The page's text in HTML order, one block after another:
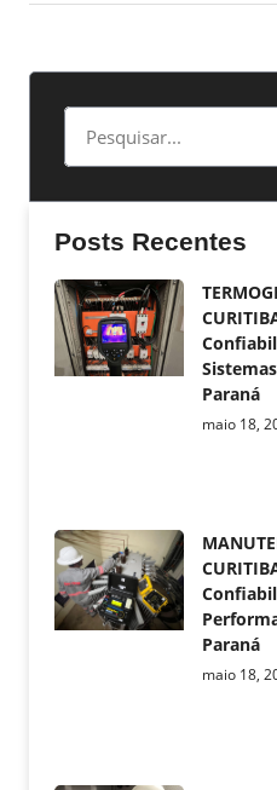
Posts Recentes
Paraná
maio 18,
Paraná
maio 18,